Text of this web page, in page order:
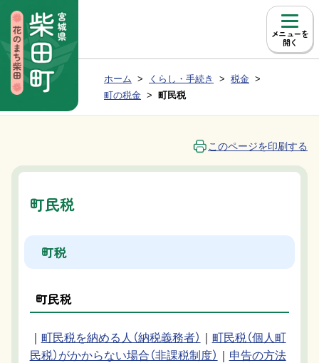
メニュー
Group NAV BreadCrumb
現在位置：
ホーム くらし・手続き
税金
町の税金
町民税
このページを印刷する
町民税
町税
町民税
町民税を納める人（納税義務者）
町民税（個人町
民税）がかからない場合（非課税制度）
申告の方法